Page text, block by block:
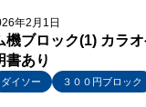
年2月1日
ブロック(1) カラ
あり
ダイソー
３００円ブロック